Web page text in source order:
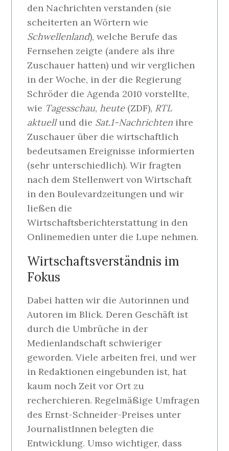
den Nachrichten verstanden (sie
scheiterten an Wörtern wie
Schwellenland), welche Berufe das
Fernsehen zeigte (andere als ihre
Zuschauer hatten) und wir verglichen
in der Woche, in der die Regierung
Schröder die Agenda 2010 vorstellte,
wie Tagesschau,heute(ZDF), RTL
aktuellund die Sat.1-Nachrichten ihre
Zuschauer über die wirtschaftlich
bedeutsamen Ereignisse informierten
(sehr unterschiedlich). Wir fragten
nach dem Stellenwert von Wirtschaft
in den Boulevardzeitungen und wir
ließen die
Wirtschaftsberichterstattung in den
Onlinemedien unter die Lupe nehmen.
Wirtschaftsverständnis im
Fokus
Dabei hatten wir die Autorinnen und
Autoren im Blick. Deren Geschäft ist
durch die Umbrüche in der
Medienlandschaft schwieriger
geworden. Viele arbeiten frei, und wer
in Redaktionen eingebunden ist, hat
kaum noch Zeit vor Ort zu
recherchieren. Regelmäßige Umfragen
des Ernst-Schneider-Preises unter
JournalistInnen belegten die
Entwicklung. Umso wichtiger, dass